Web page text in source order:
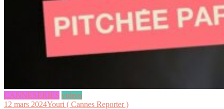
CANNESERIES videos
12 mars 2024Youri ( Cannes Reporter )